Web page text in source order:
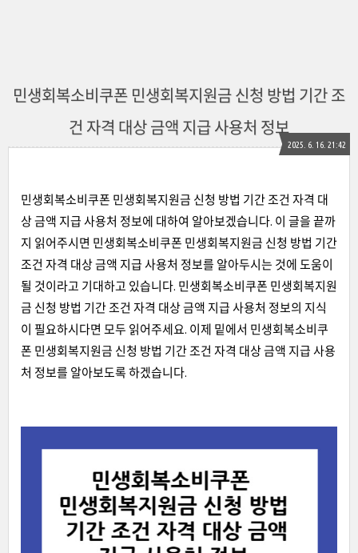
민생회복소비쿠폰 민생회복지원금 신청 방법 기간 조
건 자격 대상 금액 지급 사용처 정보
2025. 6. 16. 21:42
민생회복소비쿠폰 민생회복지원금 신청 방법 기간 조건 자격 대
상 금액 지급 사용처 정보에 대하여 알아보겠습니다. 이 글을 끝까
지 읽어주시면 민생회복소비쿠폰 민생회복지원금 신청 방법 기간
조건 자격 대상 금액 지급 사용처 정보를 알아두시는 것에 도움이
될 것이라고 기대하고 있습니다. 민생회복소비쿠폰 민생회복지원
금 신청 방법 기간 조건 자격 대상 금액 지급 사용처 정보의 지식
이 필요하시다면 모두 읽어주세요. 이제 밑에서 민생회복소비쿠
폰 민생회복지원금 신청 방법 기간 조건 자격 대상 금액 지급 사용
처 정보를 알아보도록 하겠습니다.